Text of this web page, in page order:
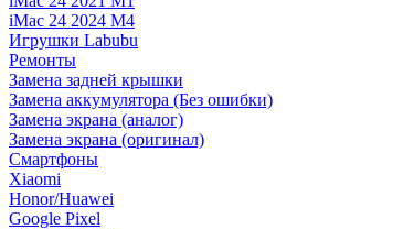
iMac 24 2024 M4
Игрушки Labubu
Ремонты
Замена задней крышки
Замена аккумулятора (Без ошибки)
Замена экрана (аналог)
Замена экрана (оригинал)
Смартфоны
Xiaomi
Honor/Huawei
Google Pixel